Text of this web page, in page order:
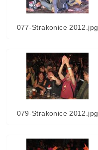
077-Strakonice 2012.jpg
079-Strakonice 2012.jpg